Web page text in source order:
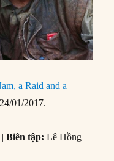
a Raid and a
01/2017.
|Biên tập:Lê Hồng